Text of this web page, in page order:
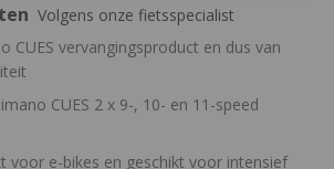
Volgens onze fietsspecialist
CUES vervangingsproduct en dus van
CUES 2 x 9-, 10- en 11-speed
voor e-bikes en geschikt voor intensief